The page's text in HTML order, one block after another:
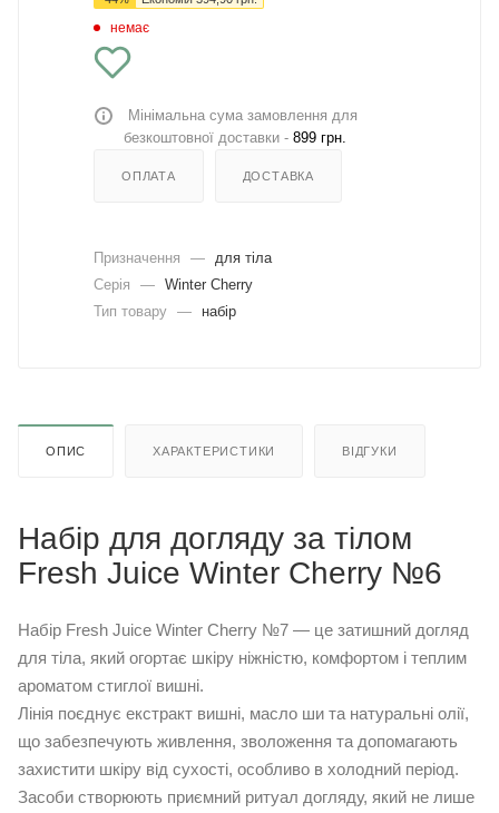
немає
Мінімальна сума замовлення для
безкоштовної доставки - 899 грн.
ОПЛАТА ДОСТАВКА
Призначення —
для тіла
Серія
— Winter Cherry
Тип товару — набір
ОПИС ХАРАКТЕРИСТИКИ ВІДГУКИ
Набір для догляду за тілом
Fresh Juice Winter Cherry №6
Набір Fresh Juice Winter Cherry №7 — це затишний догляд
для тіла, який огортає шкіру ніжністю, комфортом і теплим
ароматом стиглої вишні.
Лінія поєднує екстракт вишні, масло ши та натуральні олії,
що забезпечують живлення, зволоження та допомагають
захистити шкіру від сухості, особливо в холодний період.
Засоби створюють приємний ритуал догляду, який не лише